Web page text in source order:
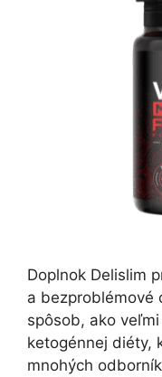
Doplnok Delislim
a bezproblémové
spôsob, ako
ketogénnej diéty,
mnohých